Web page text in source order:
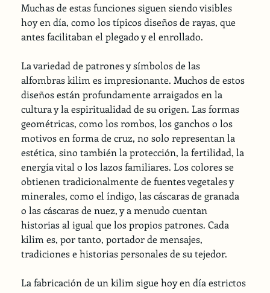
Muchas de estas funciones siguen siendo visibles
hoy en día, como los típicos diseños de rayas, que
antes facilitaban el plegado y el enrollado.
La variedad de patrones y símbolos de las
alfombras kilim es impresionante. Muchos de estos
diseños están profundamente arraigados en la
cultura y la espiritualidad de su origen. Las formas
geométricas, como los rombos, los ganchos o los
motivos en forma de cruz, no solo representan la
estética, sino también la protección, la fertilidad, la
energía vital o los lazos familiares. Los colores se
obtienen tradicionalmente de fuentes vegetales y
minerales, como el índigo, las cáscaras de granada
o las cáscaras de nuez, y a menudo cuentan
historias al igual que los propios patrones. Cada
kilim es, por tanto, portador de mensajes,
tradiciones e historias personales de su tejedor.
La fabricación de un kilim sigue hoy en día estrictos